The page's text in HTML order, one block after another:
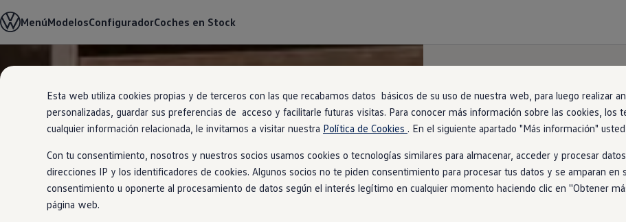
Esta web utiliza cookies propias y de terceros con las que recabamos datos básicos de su uso de nuestra web, para luego realizar
personalizadas, guardar sus preferencias de acceso y facilitarle futuras visitas. Para conocer más información sobre las cookies,
cualquier información relacionada, le invitamos a visitar nuestra Política de Cookies . En el siguiente apartado "Más información"
Con tu consentimiento, nosotros y nuestros socios usamos cookies o tecnologías similares para almacenar, acceder y procesar
direcciones IP y los identificadores de cookies. Algunos socios no te piden consentimiento para procesar tus datos y se amparan
consentimiento u oponerte al procesamiento de datos según el interés legítimo en cualquier momento haciendo clic en ''Obtener
página web.
directamente
al contenido
directamente
al pie de
página
MenúModelosConfiguradorCoches en Stock
Modelos y Configurador
Nuevo ID. Polo: El eléctrico para todos
Nuevo ID. Cross 100% eléctrico
Modelos 7 plazas
Descubre el nuevo Golf GTI 50 Aniversario
Gama SUV de Volkswagen
Ofertas y promociones
Precios Especiales
Renueva tu Volkswagen
Financiación Volkswagen
Volkswagen Flex & Serenity
Renting
Vehículos de ocasión
Concursos Volkswagen
Clientes